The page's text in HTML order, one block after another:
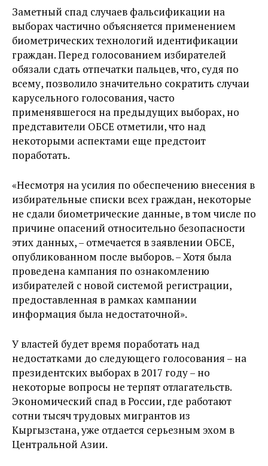
Заметный спад случаев фальсификации на
выборах частично объясняется применением
биометрических технологий идентификации
граждан. Перед голосованием избирателей
обязали сдать отпечатки пальцев, что, судя по
всему, позволило значительно сократить случаи
карусельного голосования, часто
применявшегося на предыдущих выборах, но
представители ОБСЕ отметили, что над
некоторыми аспектами еще предстоит
поработать.
«Несмотря на усилия по обеспечению внесения в
избирательные списки всех граждан, некоторые
не сдали биометрические данные, в том числе по
причине опасений относительно безопасности
этих данных, – отмечается в заявлении ОБСЕ,
опубликованном после выборов. – Хотя была
проведена кампания по ознакомлению
избирателей с новой системой регистрации,
предоставленная в рамках кампании
информация была недостаточной».
У властей будет время поработать над
недостатками до следующего голосования – на
президентских выборах в 2017 году – но
некоторые вопросы не терпят отлагательств.
Экономический спад в России, где работают
сотни тысяч трудовых мигрантов из
Кыргызстана, уже отдается серьезным эхом в
Центральной Азии.